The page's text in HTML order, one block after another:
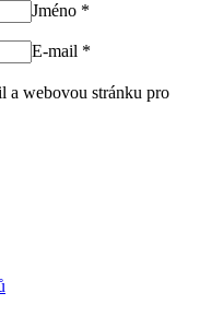
Jméno *
E-mail *
a webovou stránku pro